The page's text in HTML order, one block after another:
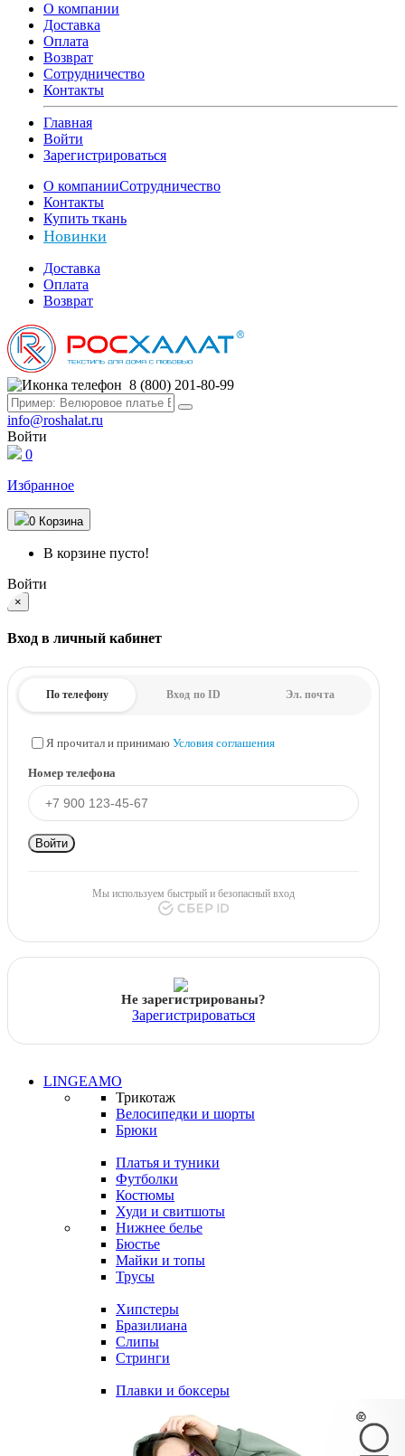
О компании
Доставка
Оплата
Возврат
Сотрудничество
Контакты
Главная
Войти
Зарегистрироваться
О компанииСотрудничество
Контакты
Купить ткань
Новинки
Доставка
Оплата
Возврат
8 (800) 201-80-99
info@roshalat.ru
Войти
0
Избранное
0 Корзина
В корзине пусто!
Войти
×
Вход в личный кабинет
По телефону Вход по ID Эл. почта
Я прочитал и принимаю Условия соглашения
Номер телефона
Войти
Мы используем быстрый и безопасный вход
Не зарегистрированы?
Зарегистрироваться
LINGEAMO
Трикотаж
Велосипедки и шорты
Брюки
Платья и туники
Футболки
Костюмы
Худи и свитшоты
Нижнее белье
Бюстье
Майки и топы
Трусы
Хипстеры
Бразилиана
Слипы
Стринги
Плавки и боксеры